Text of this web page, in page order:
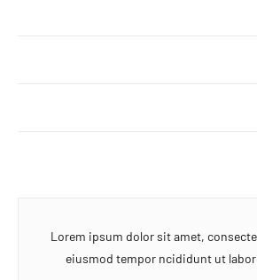
Lorem ipsum dolor sit amet,
eiusmod tempor ncididunt ut